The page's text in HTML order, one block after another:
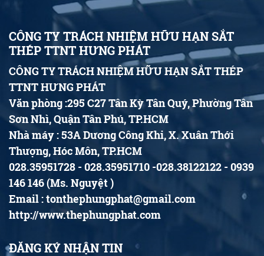
CÔNG TY TRÁCH NHIỆM HỮU HẠN SẮT
THÉP TTNT HƯNG PHÁT
CÔNG TY TRÁCH NHIỆM HỮU HẠN SẮT THÉP
TTNT HƯNG PHÁT
Văn phòng :295 C27 Tân Kỳ Tân Quý, Phường Tân
Sơn Nhì, Quận Tân Phú, TP.HCM
Nhà máy : 53A Dương Công Khi, X. Xuân Thới
Thượng, Hóc Môn, TP.HCM
028.35951728 - 028.35951710 -028.38122122 - 0939
146 146 (Ms. Nguyệt )
Email : tonthephungphat@gmail.com
http://www.thephungphat.com
ĐĂNG KÝ NHẬN TIN